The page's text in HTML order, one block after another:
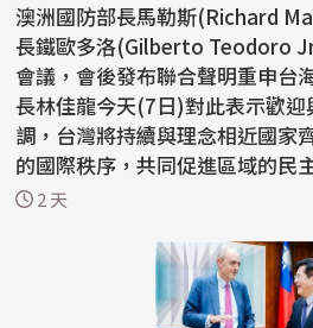
澳洲國防部長馬勒斯(Richard
長鐵歐多洛(Gilberto Teodoro
會議，會後發布聯合聲明重申台
長林佳龍今天(7日)對此表示歡
調，台灣將持續與理念相近國家
的國際秩序，共同促進區域的民主、
聯...2 天